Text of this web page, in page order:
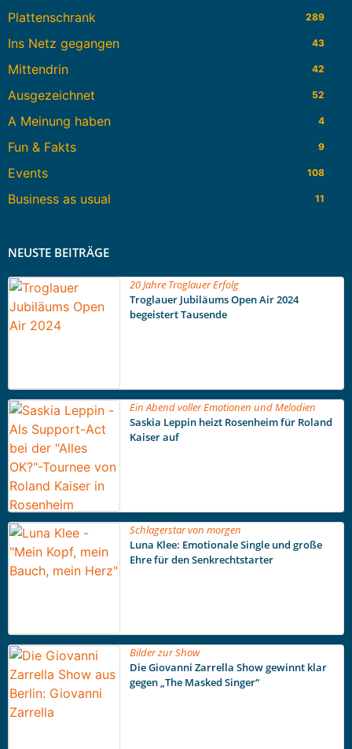
Plattenschrank 289
Ins Netz gegangen 43
Mittendrin 42
Ausgezeichnet 52
A Meinung haben 4
Fun & Fakts 9
Events 108
Business as usual 11
NEUSTE BEITRÄGE
20 Jahre Troglauer Erfolg
Troglauer Jubiläums Open Air 2024
begeistert Tausende
Ein Abend voller Emotionen und Melodien
Saskia Leppin heizt Rosenheim für Roland
Kaiser auf
Schlagerstar von morgen
Luna Klee: Emotionale Single und große
Ehre für den Senkrechtstarter
Bilder zur Show
Die Giovanni Zarrella Show gewinnt klar
gegen „The Masked Singer“